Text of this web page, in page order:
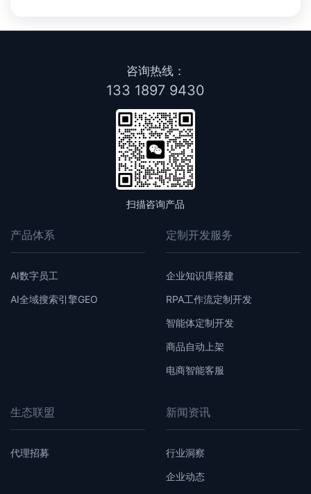
客户、技术、市场资源深度互通，打破边界，实现1+1>2的
从传统的“甲乙方”关系升级为“合伙人”关系，共担风险、共
咨询热线：
133 1897 9430
扫描咨询产品
产品体系
AI数字员工
AI全域搜索引擎GEO
定制开发服务
企业知识库搭建
RPA工作流定制开发
智能体定制开发
商品自动上架
电商智能客服
生态联盟
代理招募
新闻资讯
行业洞察
企业动态